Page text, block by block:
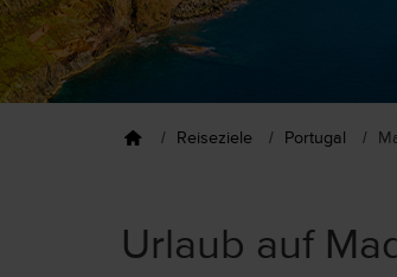
Reiseziele Portugal
Urlaub auf